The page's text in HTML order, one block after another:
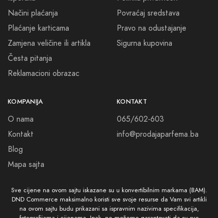
Načini plaćanja
Plaćanje karticama
Zamjena veličine ili artikla
Česta pitanja
Reklamacioni obrazac
Povraćaj sredstava
Pravo na odustajanje
Sigurna kupovina
KOMPANIJA
O nama
Kontakt
Blog
Mapa sajta
KONTAKT
065/602-603
info@prodajaparfema.ba
Sve cijene na ovom sajtu iskazane su u konvertibilnim markama (BAM).
DND Commerce maksimalno koristi sve svoje resurse da Vam svi artikli
na ovom sajtu budu prikazani sa ispravnim nazivima specifikacija,